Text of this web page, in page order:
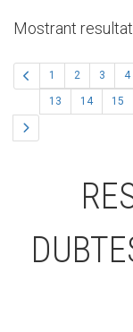
Mostrant
1 2 3 4
13 14 15